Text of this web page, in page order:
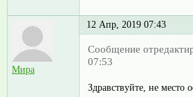
Мира
12 Апр, 2019 07:43
Сообщение
07:53
Здравствуйте, не место